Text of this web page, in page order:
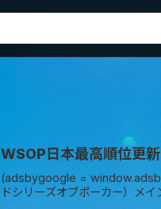
WSOP日本最高順位更
(adsbygoogle =
ドシリーズオブポーカー）メ